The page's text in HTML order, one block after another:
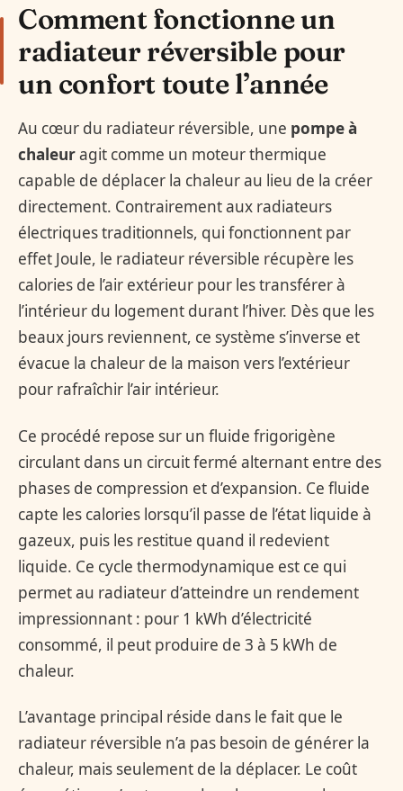
Comment fonctionne un
radiateur réversible pour
un confort toute l’année
Au cœur du radiateur réversible, une pompe à
chaleuragit comme un moteur thermique
capable de déplacer la chaleur au lieu de la créer
directement. Contrairement aux radiateurs
électriques traditionnels, qui fonctionnent par
effet Joule, le radiateur réversible récupère les
calories de l’air extérieur pour les transférer à
l’intérieur du logement durant l’hiver. Dès que les
beaux jours reviennent, ce système s’inverse et
évacue la chaleur de la maison vers l’extérieur
pour rafraîchir l’air intérieur.
Ce procédé repose sur un fluide frigorigène
circulant dans un circuit fermé alternant entre des
phases de compression et d’expansion. Ce fluide
capte les calories lorsqu’il passe de l’état liquide à
gazeux, puis les restitue quand il redevient
liquide. Ce cycle thermodynamique est ce qui
permet au radiateur d’atteindre un rendement
impressionnant : pour 1 kWh d’électricité
consommé, il peut produire de 3 à 5 kWh de
chaleur.
L’avantage principal réside dans le fait que le
radiateur réversible n’a pas besoin de générer la
chaleur, mais seulement de la déplacer. Le coût